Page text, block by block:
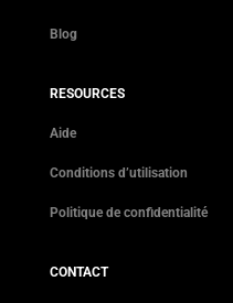
Blog
RESOURCES
Aide
Conditions d’utilisation
Politique de confidentialité
CONTACT